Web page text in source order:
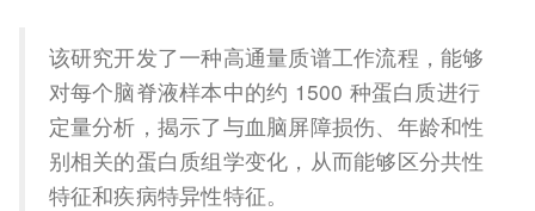
该研究开发了一种高通量质谱工作流程，能够
对每个脑脊液样本中的约 1500 种蛋白质进行
定量分析，揭示了与血脑屏障损伤、年龄和性
别相关的蛋白质组学变化，从而能够区分共性
特征和疾病特异性特征。